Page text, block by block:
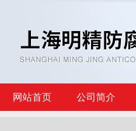
网站首页 公司简介